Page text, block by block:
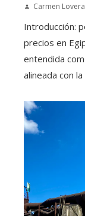
Carmen Lovera
Introducción:
precios en
entendida
alineada con